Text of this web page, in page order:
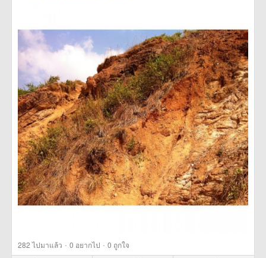
282ไปมาแล้ว · 0 อยากไป · 0 ถูกใจ